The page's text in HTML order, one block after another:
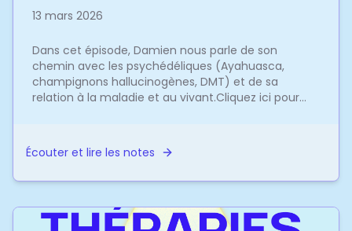
13 mars 2026
Dans cet épisode, Damien nous parle de son
chemin avec les psychédéliques (Ayahuasca,
champignons hallucinogènes, DMT) et de sa
relation à la maladie et au vivant.Cliquez ici pour
Écouter et lire les notes